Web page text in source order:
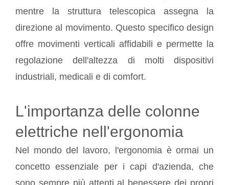
mentre la struttura telescopica assegna la
direzione al movimento. Questo specifico design
offre movimenti verticali affidabili e permette la
regolazione dell'altezza di molti dispositivi
industriali, medicali e di comfort.
L'importanza delle colonne
elettriche nell'ergonomia
Nel mondo del lavoro, l'ergonomia è ormai un
concetto essenziale per i capi d'azienda, che
sono sempre più attenti al benessere dei propri